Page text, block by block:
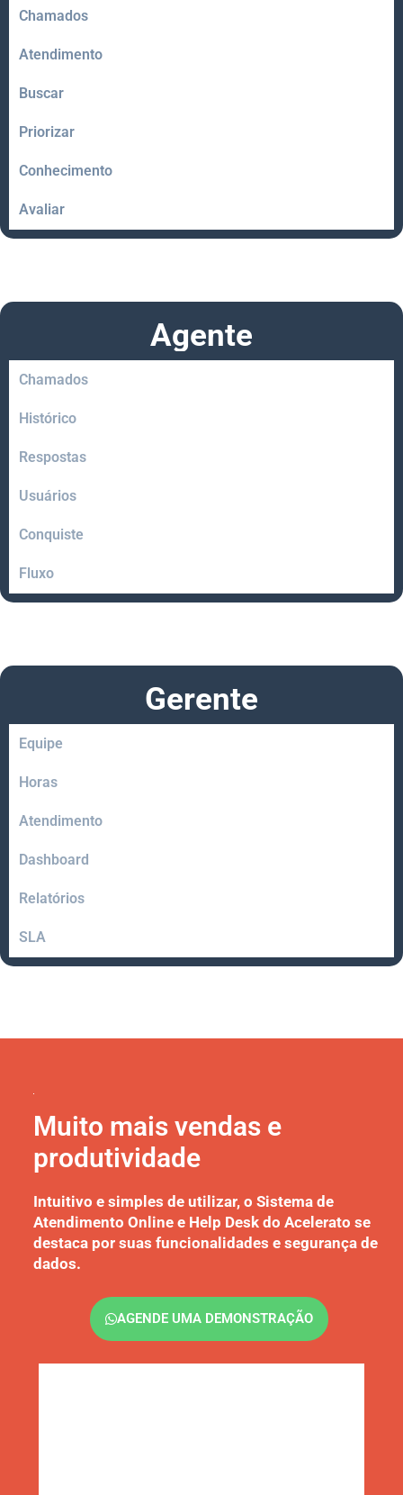
Chamados
Atendimento
Buscar
Priorizar
Conhecimento
Avaliar
Agente
Chamados
Histórico
Respostas
Usuários
Conquiste
Fluxo
Gerente
Equipe
Horas
Atendimento
Dashboard
Relatórios
SLA
Muito mais vendas e
produtividade
Intuitivo e simples de utilizar, o Sistema de
Atendimento Online e Help Desk do Acelerato se
destaca por suas funcionalidades e segurança de
dados.
AGENDE UMA DEMONSTRAÇÃO